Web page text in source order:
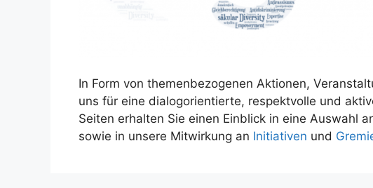
In Form von themenbezogenen Aktionen,
uns für eine dialogorientierte, respektvolle und
Seiten erhalten Sie einen Einblick in eine Auswahl
sowie in unsere Mitwirkung an Initiativen und